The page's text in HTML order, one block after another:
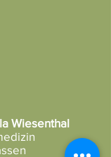
Wiesenthal